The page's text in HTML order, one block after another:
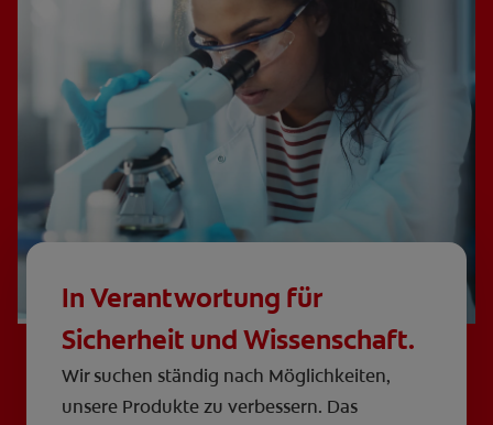
In Verantwortung für
Sicherheit und Wissenschaft.
Wir suchen ständig nach Möglichkeiten,
unsere Produkte zu verbessern. Das